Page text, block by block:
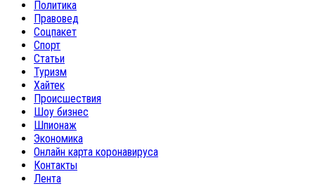
Политика
Правовед
Соцпакет
Спорт
Статьи
Туризм
Хайтек
Происшествия
Шоу бизнес
Шпионаж
Экономика
Онлайн карта коронавируса
Контакты
Лента